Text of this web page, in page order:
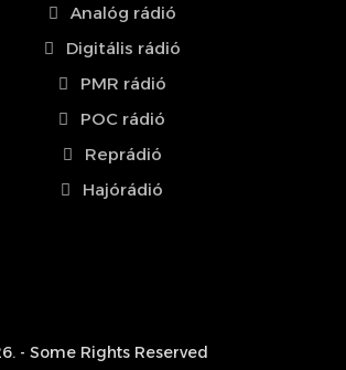
Analóg rádió
Digitális rádió
PMR rádió
POC rádió
Reprádió
Hajórádió
- Some Rights Reserved